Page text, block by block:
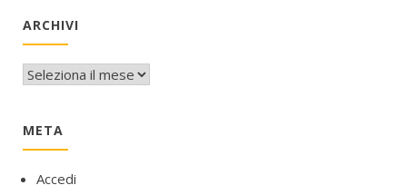
ARCHIVI
Archivi
META
Accedi